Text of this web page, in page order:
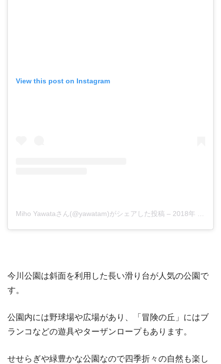
View this post on Instagram
Miho Yawataさん(@yawatam)がシェアした投稿 – 2018年 1月月7日午前2時25分PST
今川公園は斜面を利用した長い滑り台が人気の公園で
す。
公園内には野球場や広場があり、「冒険の丘」にはブ
ランコなどの遊具やターザンロープもあります。
せせらぎや緑豊かな公園なので四季折々の自然も楽し